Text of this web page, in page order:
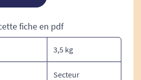
en polypropylène
pour l'installation de
(visserie etc).
fiche en pdf
3,5 kg
Secteur